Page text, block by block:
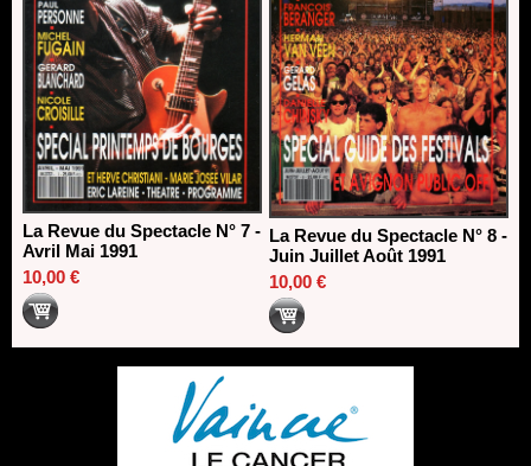
La Revue du Spectacle N° 7 -
Avril Mai 1991
10,00 €
La Revue du Spectacle N° 8 -
Juin Juillet Août 1991
10,00 €